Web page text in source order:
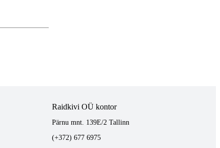
Raidkivi OÜ kontor
Pärnu mnt. 139E/2 Tallinn
(+372) 677 6975